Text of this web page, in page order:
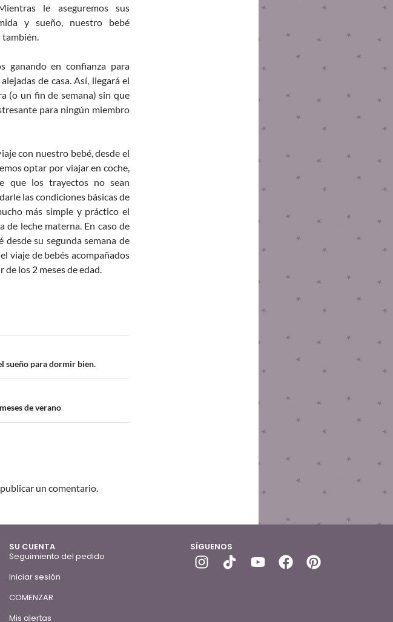
le aseguremos sus
y sueño, nuestro bebé
también.
ganando en confianza para
de casa. Así, llegará el
(o un fin de semana) sin que
para ningún miembro
con nuestro bebé, desde el
optar por viajar en coche,
que los trayectos no sean
las condiciones básicas de
más simple y práctico el
de leche materna. En caso de
desde su segunda semana de
viaje de bebés acompañados
los 2 meses de edad.
sueño para dormir bien.
de verano
un comentario.
SU CUENTA
Seguimiento del pedido
Iniciar sesión
COMENZAR
Mis alertas
SÍGUENOS